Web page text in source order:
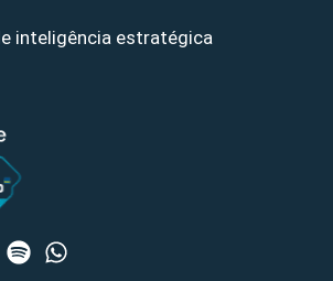
inteligência estratégica